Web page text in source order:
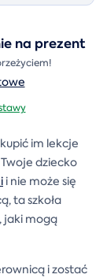
na prezent
im lekcje
dziecko
i nie może się
ta szkoła
jaki mogą
i zostać